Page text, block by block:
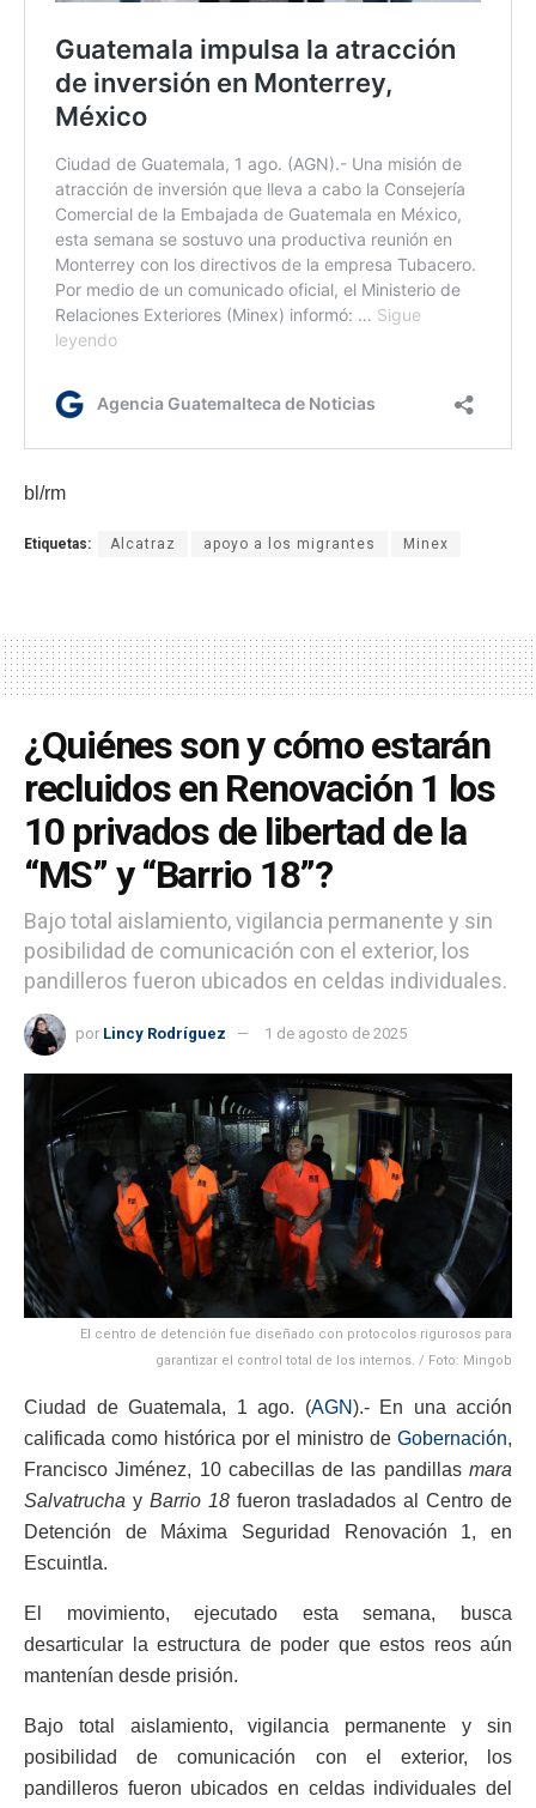
bl/rm
Etiquetas: Alcatraz apoyo a los migrantes Minex
¿Quiénes son y cómo estarán
recluidos en Renovación 1 los
10 privados de libertad de la
“MS” y “Barrio 18”?
Bajo total aislamiento, vigilancia permanente y sin
posibilidad de comunicación con el exterior, los
pandilleros fueron ubicados en celdas individuales.
por Lincy Rodríguez 1 de agosto de 2025
El centro de detención fue diseñado con protocolos rigurosos para
garantizar el control total de los internos. / Foto: Mingob
Ciudad de Guatemala, 1 ago. (AGN).- En una acción
calificada como histórica por el ministro de Gobernación,
Francisco Jiménez, 10 cabecillas de las pandillas mara
Salvatrucha y Barrio 18fueron trasladados al Centro de
Detención de Máxima Seguridad Renovación 1, en
Escuintla.
El movimiento, ejecutado esta semana, busca
desarticular la estructura de poder que estos reos aún
mantenían desde prisión.
Bajo total aislamiento, vigilancia permanente y sin
posibilidad de comunicación con el exterior, los
pandilleros fueron ubicados en celdas individuales del